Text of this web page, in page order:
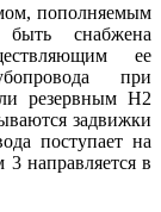
пополняемым
снабжена
ее
при
резервным Н2
задвижки
поступает на
направляется в